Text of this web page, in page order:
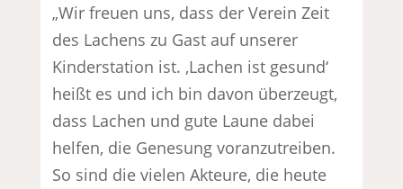
„Wir freuen uns, dass der Verein Zeit
des Lachens zu Gast auf unserer
Kinderstation ist. ‚Lachen ist gesund‘
heißt es und ich bin davon überzeugt,
dass Lachen und gute Laune dabei
helfen, die Genesung voranzutreiben.
So sind die vielen Akteure, die heute